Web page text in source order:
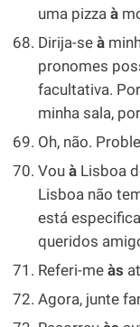
uma pizza à
Dirija-se à
pronomes
facultativa.
minha sala,
Oh, não.
Vou à Lisboa
Lisboa não
está
queridos
Referi-me às
Agora, junte